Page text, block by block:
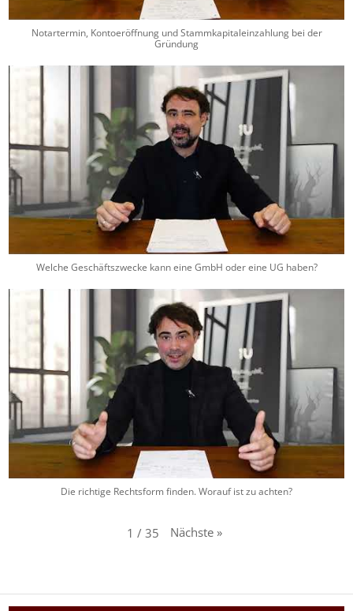
Notartermin, Kontoeröffnung und Stammkapitaleinzahlung bei der
Gründung
Welche Geschäftszwecke kann eine GmbH oder eine UG haben?
Die richtige Rechtsform finden. Worauf ist zu achten?
1 / 35 Nächste »